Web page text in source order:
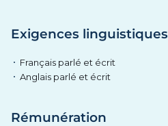
Exigences linguistiques
Français parlé et écrit
Anglais parlé et écrit
Rémunération